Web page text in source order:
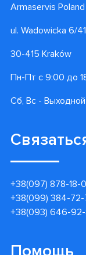
Armaservis Poland
ul. Wadowicka 6/
30-415 Kraków
Пн-Пт с 9:00 до
Сб, Вс - Выходной
+38(097) 878-18-
+38(099) 384-72-
+38(093) 646-
Помощь